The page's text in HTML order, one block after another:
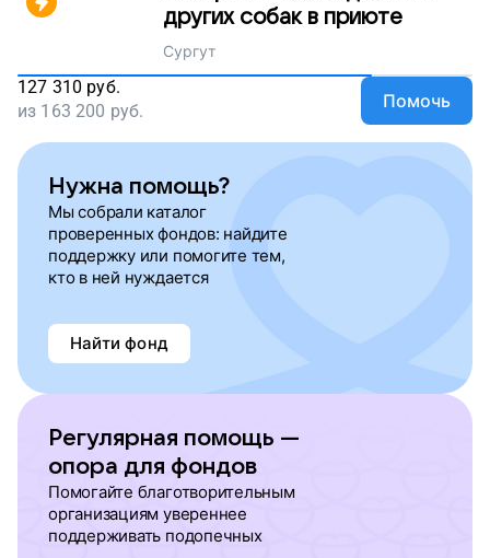
других собак в приюте
Сургут
127 310 руб.
из 163 200 руб. Помочь
Нужна помощь?
Мы собрали каталог
проверенных фондов: найдите
поддержку или помогите тем,
кто в ней нуждается
Найти фонд
Регулярная помощь —
опора для фондов
Помогайте благотворительным
организациям увереннее
поддерживать подопечных